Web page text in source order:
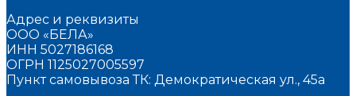
Адрес и реквизиты
ООО «БЕЛА»
ИНН 5027186168
ОГРН 1125027005597
Пункт самовывоза ТК: Демократическая ул., 45а